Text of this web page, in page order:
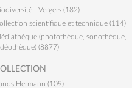
- Vergers (182)
scientifique et technique (114)
(photothèque, sonothèque,
(8877)
Hermann (109)